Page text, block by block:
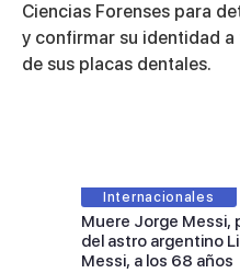
Ciencias Forenses para
y confirmar su identidad
de sus placas dentales.
Internacionales
Muere Jorge Messi,
del astro argentino
Messi, a los 68 años